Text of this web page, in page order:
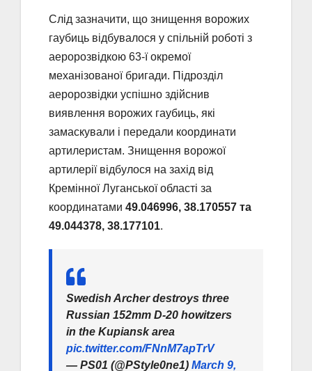
Слід зазначити, що знищення ворожих
гаубиць відбувалося у спільній роботі з
аеророзвідкою 63-ї окремої
механізованої бригади. Підрозділ
аеророзвідки успішно здійснив
виявлення ворожих гаубиць, які
замаскували і передали координати
артилеристам. Знищення ворожої
артилерії відбулося на захід від
Кремінної Луганської області за
координатами 49.046996, 38.170557 та
49.044378, 38.177101.
Swedish Archer destroys three
Russian 152mm D-20 howitzers
in the Kupiansk area
pic.twitter.com/FNnM7apTrV
— PS01 (@PStyle0ne1) March 9,